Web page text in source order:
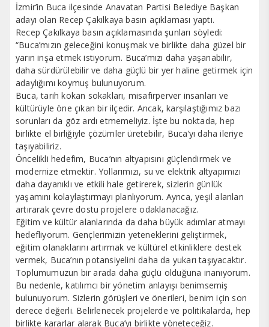
İzmir’in Buca ilçesinde Anavatan Partisi Belediye Başkan
adayı olan Recep Çakılkaya basın açıklaması yaptı.
Recep Çakılkaya basın açıklamasında şunları söyledi:
“Buca’mızın geleceğini konuşmak ve birlikte daha güzel bir
yarın inşa etmek istiyorum. Buca’mızı daha yaşanabilir,
daha sürdürülebilir ve daha güçlü bir yer haline getirmek için
adaylığımı koymuş bulunuyorum.
Buca, tarih kokan sokakları, misafirperver insanları ve
kültürüyle öne çıkan bir ilçedir. Ancak, karşılaştığımız bazı
sorunları da göz ardı etmemeliyiz. İşte bu noktada, hep
birlikte el birliğiyle çözümler üretebilir, Buca’yı daha ileriye
taşıyabiliriz.
Öncelikli hedefim, Buca’nın altyapısını güçlendirmek ve
modernize etmektir. Yollarımızı, su ve elektrik altyapımızı
daha dayanıklı ve etkili hale getirerek, sizlerin günlük
yaşamını kolaylaştırmayı planlıyorum. Ayrıca, yeşil alanları
artırarak çevre dostu projelere odaklanacağız.
Eğitim ve kültür alanlarında da daha büyük adımlar atmayı
hedefliyorum. Gençlerimizin yeteneklerini geliştirmek,
eğitim olanaklarını artırmak ve kültürel etkinliklere destek
vermek, Buca’nın potansiyelini daha da yukarı taşıyacaktır.
Toplumumuzun bir arada daha güçlü olduğuna inanıyorum.
Bu nedenle, katılımcı bir yönetim anlayışı benimsemiş
bulunuyorum. Sizlerin görüşleri ve önerileri, benim için son
derece değerli. Belirlenecek projelerde ve politikalarda, hep
birlikte kararlar alarak Buca’yı birlikte yöneteceğiz.